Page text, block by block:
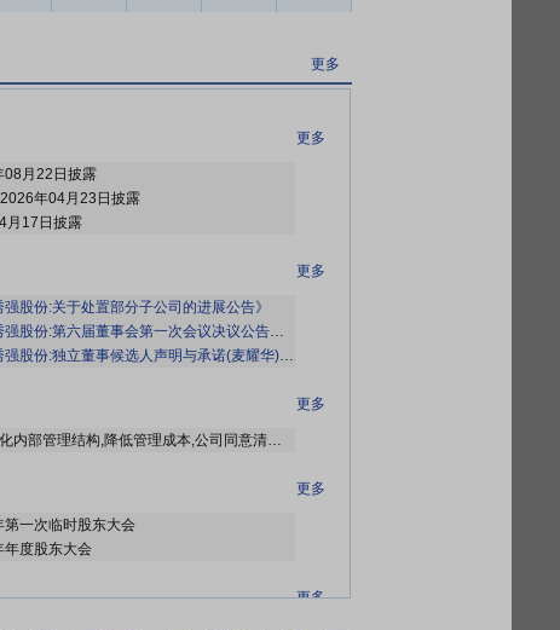
更多
更多
08月22日披露
年04月23日披露
月17日披露
更多
强股份:关于处置部分子公司的进展公告》
强股份:第六届董事会第一次会议决议公告》
强股份:独立董事候选人声明与承诺(麦耀华)》
更多
为进一步整合资源配置,优化内部管理结构,降低管理成本,公司同意清算注销子公司江苏秀强光电玻璃科技有限公司、秀强玻璃国际有限责任公司(墨西哥);同意吸收合并江苏秀强新材料研究院有限公司(以下简称“秀强研究院”),秀强研究院的资产、债权债务及其他一切权利与义务由公司依法承继。吸收合并完成后,公司的经营范围、注册资本保持不变,公司名称、股权结构及董事会、高级管理人员不因本次吸收合并而改变。秀强研究院的独立法人资格依法予以注销。
更多
一次临时股东大会
度股东大会
更多